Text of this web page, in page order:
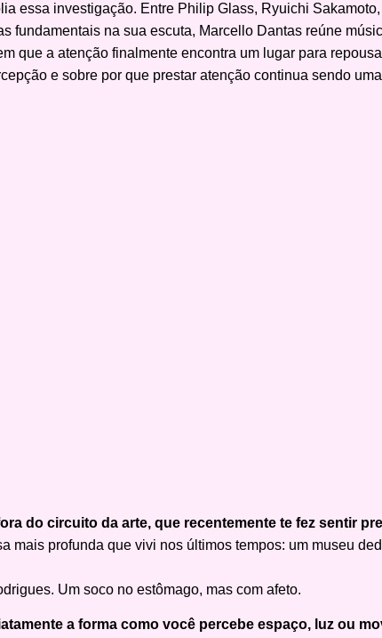
essa investigação. Entre Philip Glass, Ryuichi
fundamentais na sua escuta, Marcello Dantas reúne
que a atenção finalmente encontra um lugar para
e sobre por que prestar atenção continua sendo
do circuito da arte, que recentemente te fez sentir
mais profunda que vivi nos últimos tempos: um museu
Um soco no estômago, mas com afeto.
a forma como você percebe espaço, luz ou